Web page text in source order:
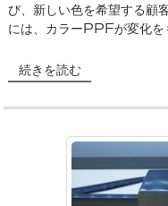
び、新しい色を希望する顧
には、カラーPPFが変化を
続きを読む